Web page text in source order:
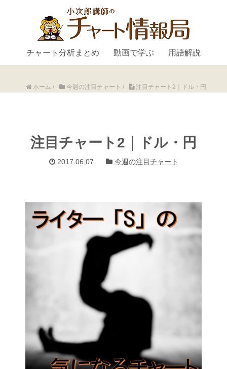
チャート分析まとめ 動画で学ぶ 用語解説
ホーム / 今週の注目チャート / 注目チャート2｜ドル・円
注目チャート2｜ドル・円
2017.06.07 今週の注目チャート